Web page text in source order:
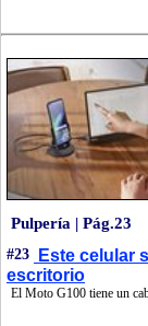
Pulpería | Pág.23
#23
Este celular
escritorio
El Moto G100 tiene un